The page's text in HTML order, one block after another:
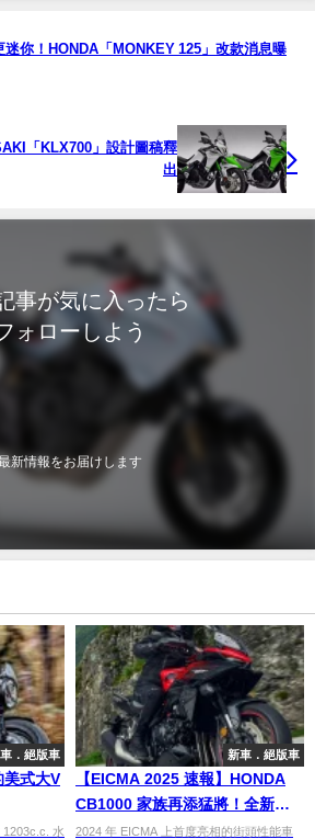
迷你！HONDA「MONKEY 125」改款消息曝
「KLX700」設計圖稿釋
出
事が気に入ったら
ォローしよう
新情報をお届けします
．絕版車
美式大V
1203c.c. 水
新車．絕版車
【EICMA 2025 速報】HONDA
CB1000 家族再添猛將！全新
「CB1000GT」運動旅跑全球首
2024 年 EICMA 上首度亮相的街頭性能車